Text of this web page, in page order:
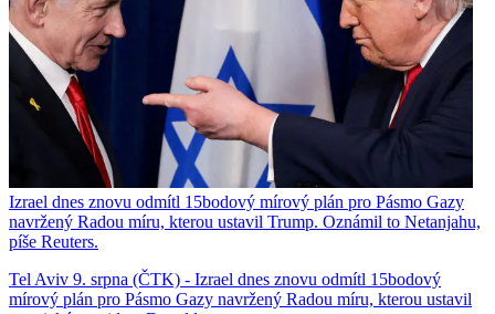
Izrael dnes znovu odmítl 15bodový mírový plán pro Pásmo Gazy
navržený Radou míru, kterou ustavil Trump. Oznámil to Netanjahu,
píše Reuters.
Tel Aviv 9. srpna (ČTK) - Izrael dnes znovu odmítl 15bodový
mírový plán pro Pásmo Gazy navržený Radou míru, kterou ustavil